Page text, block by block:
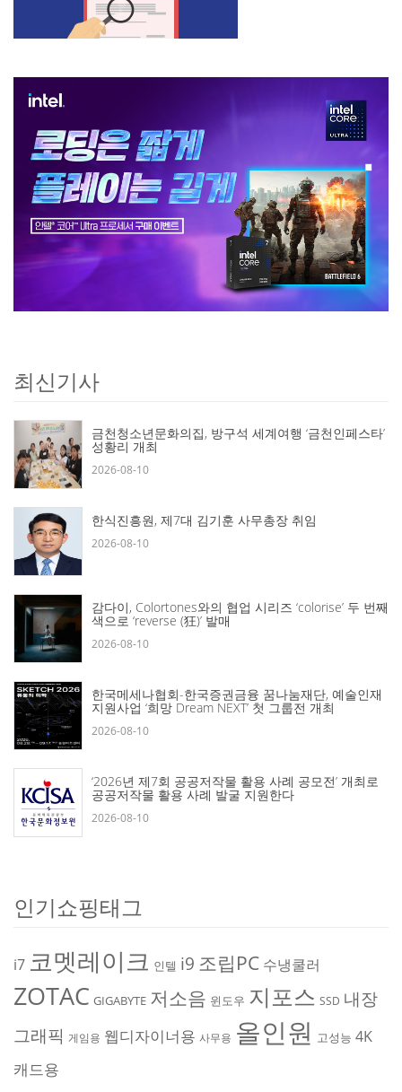
최신기사
금천청소년문화의집, 방구석 세계여행 ‘금천인페스타’
성황리 개최
2026-08-10
한식진흥원, 제7대 김기훈 사무총장 취임
2026-08-10
감다이, Colortones와의 협업 시리즈 ‘colorise’ 두 번째
색으로 ‘reverse (狂)’ 발매
2026-08-10
한국메세나협회-한국증권금융 꿈나눔재단, 예술인재
지원사업 ‘희망 Dream NEXT’ 첫 그룹전 개최
2026-08-10
‘2026년 제7회 공공저작물 활용 사례 공모전’ 개최로
공공저작물 활용 사례 발굴 지원한다
2026-08-10
인기쇼핑태그
i7 코멧레이크 인텔 i9 조립PC 수냉쿨러
ZOTAC GIGABYTE 저소음 윈도우 지포스 SSD 내장
그래픽 게임용 웹디자이너용 사무용 올인원 고성능 4K
캐드용